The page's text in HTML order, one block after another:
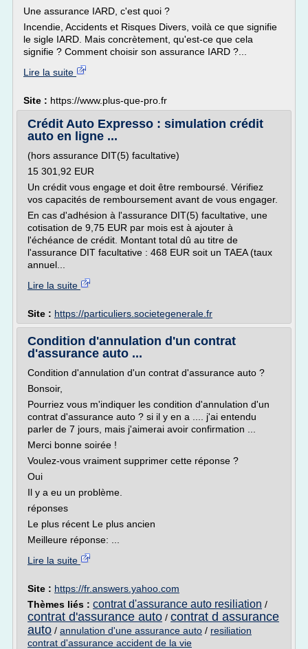
Une assurance IARD, c'est quoi ?
Incendie, Accidents et Risques Divers, voilà ce que signifie
le sigle IARD. Mais concrètement, qu'est-ce que cela
signifie ? Comment choisir son assurance IARD ?...
Lire la suite
Site : https://www.plus-que-pro.fr
Crédit Auto Expresso : simulation crédit
auto en ligne ...
(hors assurance DIT(5) facultative)
15 301,92 EUR
Un crédit vous engage et doit être remboursé. Vérifiez
vos capacités de remboursement avant de vous engager.
En cas d'adhésion à l'assurance DIT(5) facultative, une
cotisation de 9,75 EUR par mois est à ajouter à
l'échéance de crédit. Montant total dû au titre de
l'assurance DIT facultative : 468 EUR soit un TAEA (taux
annuel...
Lire la suite
Site : https://particuliers.societegenerale.fr
Condition d'annulation d'un contrat
d'assurance auto ...
Condition d'annulation d'un contrat d'assurance auto ?
Bonsoir,
Pourriez vous m'indiquer les condition d'annulation d'un
contrat d'assurance auto ? si il y en a .... j'ai entendu
parler de 7 jours, mais j'aimerai avoir confirmation ...
Merci bonne soirée !
Voulez-vous vraiment supprimer cette réponse ?
Oui
Il y a eu un problème.
réponses
Le plus récent Le plus ancien
Meilleure réponse: ...
Lire la suite
Site : https://fr.answers.yahoo.com
Thèmes liés : contrat d'assurance auto resiliation /
contrat d'assurance auto / contrat d assurance
auto / annulation d'une assurance auto / resiliation
contrat d'assurance accident de la vie